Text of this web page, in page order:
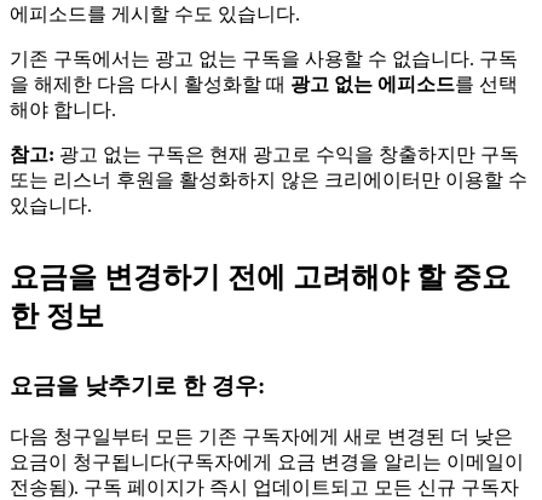
에피소드를 게시할 수도 있습니다.
기존 구독에서는 광고 없는 구독을 사용할 수 없습니다. 구독
을 해제한 다음 다시 활성화할 때 광고 없는 에피소드를 선택
해야 합니다.
참고: 광고 없는 구독은 현재 광고로 수익을 창출하지만 구독
또는 리스너 후원을 활성화하지 않은 크리에이터만 이용할 수
있습니다.
요금을 변경하기 전에 고려해야 할 중요
한 정보
요금을 낮추기로 한 경우:
다음 청구일부터 모든 기존 구독자에게 새로 변경된 더 낮은
요금이 청구됩니다(구독자에게 요금 변경을 알리는 이메일이
전송됨). 구독 페이지가 즉시 업데이트되고 모든 신규 구독자